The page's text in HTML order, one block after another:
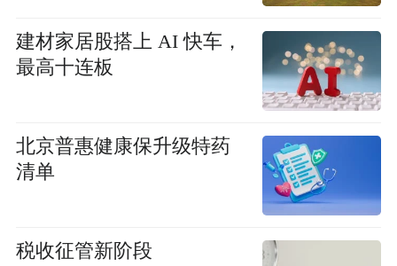
建材家居股搭上 AI 快车，
最高十连板
北京普惠健康保升级特药
清单
税收征管新阶段